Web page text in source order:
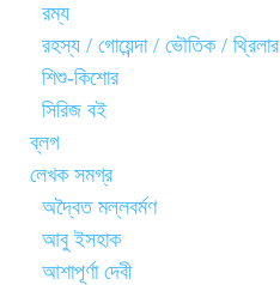
রম্য
রহস্য / গোয়েন্দা / ভৌতিক / থ্রিলার
শিশু-কিশোর
সিরিজ বই
ব্লগ
লেখক সমগ্র
অদ্বৈত মল্লবর্মণ
আবু ইসহাক
আশাপূর্ণা দেবী